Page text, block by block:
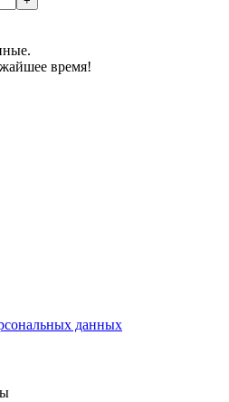
время!
данных